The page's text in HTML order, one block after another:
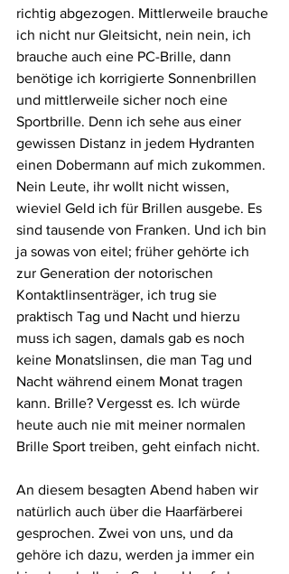
richtig abgezogen. Mittlerweile brauche
ich nicht nur Gleitsicht, nein nein, ich
brauche auch eine PC-Brille, dann
benötige ich korrigierte Sonnenbrillen
und mittlerweile sicher noch eine
Sportbrille. Denn ich sehe aus einer
gewissen Distanz in jedem Hydranten
einen Dobermann auf mich zukommen.
Nein Leute, ihr wollt nicht wissen,
wieviel Geld ich für Brillen ausgebe. Es
sind tausende von Franken. Und ich bin
ja sowas von eitel; früher gehörte ich
zur Generation der notorischen
Kontaktlinsenträger, ich trug sie
praktisch Tag und Nacht und hierzu
muss ich sagen, damals gab es noch
keine Monatslinsen, die man Tag und
Nacht während einem Monat tragen
kann. Brille? Vergesst es. Ich würde
heute auch nie mit meiner normalen
Brille Sport treiben, geht einfach nicht.
An diesem besagten Abend haben wir
natürlich auch über die Haarfärberei
gesprochen. Zwei von uns, und da
gehöre ich dazu, werden ja immer ein